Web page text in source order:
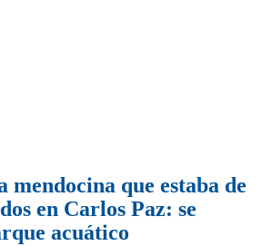
que estaba de
en Carlos Paz: se
acuático